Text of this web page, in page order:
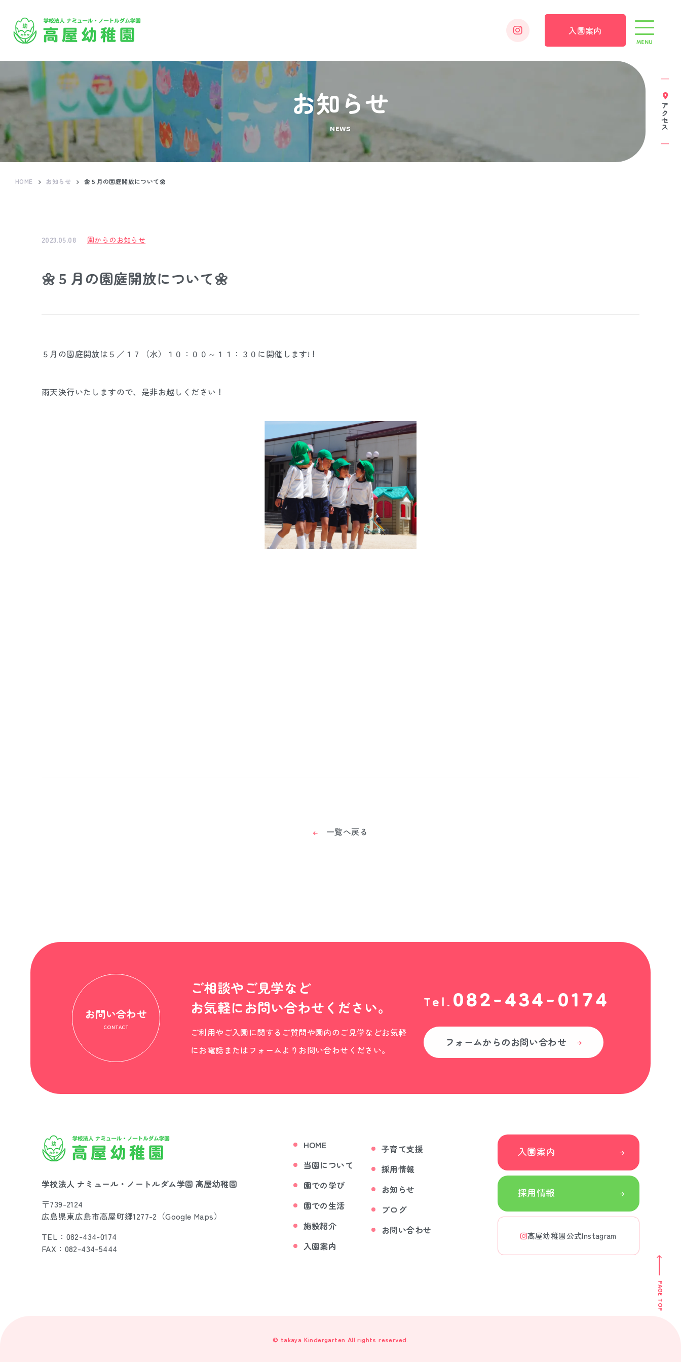
入園案内
MENU
お知らせ
NEWS アクセス
HOME お知らせ 🌼５月の園庭開放について🌼
2023.05.08 園からのお知らせ
🌼５月の園庭開放について🌼
５月の園庭開放は５／１７（水）１０：００～１１：３０に開催します!！
雨天決行いたしますので、是非お越しください！
一覧へ戻る
お問い合わせ
CONTACT
ご相談やご見学など
お気軽にお問い合わせください。
ご利用やご入園に関するご質問や園内のご見学などお気軽
にお電話またはフォームよりお問い合わせください。
Tel.082-434-0174
フォームからのお問い合わせ
学校法人 ナミュール・ノートルダム学園 高屋幼稚園
〒739-2124
広島県東広島市高屋町郷1277-2（Google Maps）
TEL：082-434-0174
FAX：082-434-5444
HOME
当園について
園での学び
園での生活
施設紹介
入園案内
子育て支援
採用情報
お知らせ
ブログ
お問い合わせ
入園案内
採用情報
高屋幼稚園公式Instagram
PAGE TOP
© takaya Kindergarten All rights reserved.